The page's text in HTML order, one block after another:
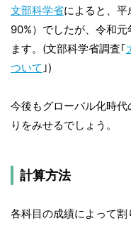
文部科学省によると、
90%）でしたが、令和
ます。(文部科学省調査｢
ついて ｣)
今後もグローバル化時
りをみせるでしょう。
計算方法
各科目の成績によって